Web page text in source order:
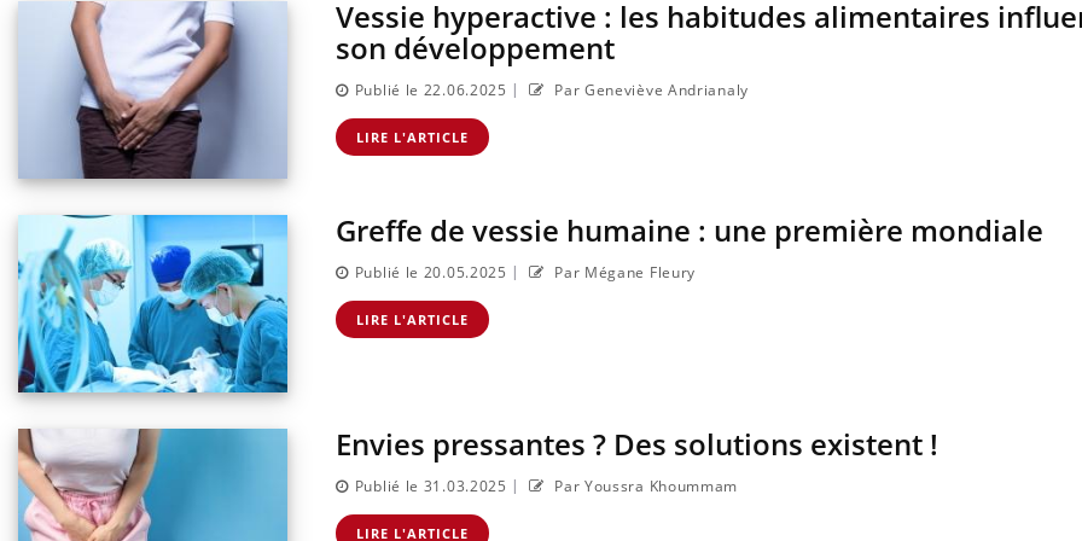
Vessie hyperactive : les habitudes alimentaires
son développement
Publié le 22.06.2025 | Par Geneviève Andrianaly
LIRE L'ARTICLE
Greffe de vessie humaine : une première mondiale
Publié le 20.05.2025 | Par Mégane Fleury
LIRE L'ARTICLE
Envies pressantes ? Des solutions existent !
Publié le 31.03.2025 | Par Youssra Khoummam
LIRE L'ARTICLE
Mortalité infantile : un
rapport s’interroge sur son
taux élevé en France
Grossesse à risque : ce jus
naturel attire l'attention
Cancer colorectal : une
stratégie simple aurait
basque